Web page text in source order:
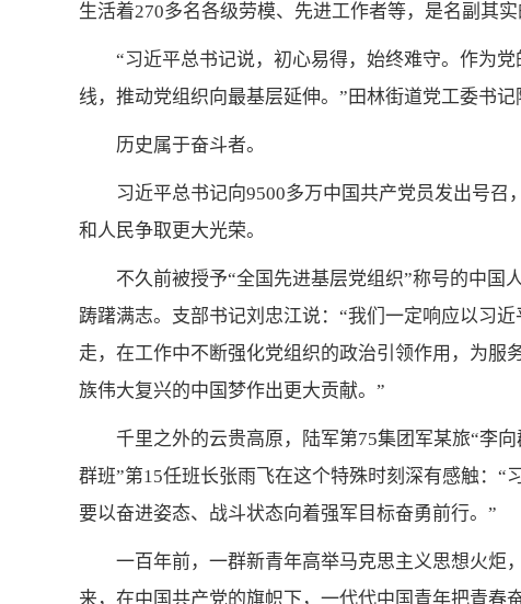
生活着270多名各级劳模、先进工作者等，是名副其实
“习近平总书记说，初心易得，始终难守。作为
线，推动党组织向最基层延伸。”田林街道党工委书记
历史属于奋斗者。
习近平总书记向9500多万中国共产党员发出号
和人民争取更大光荣。
不久前被授予“全国先进基层党组织”称号的中国
踌躇满志。支部书记刘忠江说：“我们一定响应以习
走，在工作中不断强化党组织的政治引领作用，为服
族伟大复兴的中国梦作出更大贡献。”
千里之外的云贵高原，陆军第75集团军某旅“李
群班”第15任班长张雨飞在这个特殊时刻深有感触：“
要以奋进姿态、战斗状态向着强军目标奋勇前行。”
一百年前，一群新青年高举马克思主义思想火炬
来，在中国共产党的旗帜下，一代代中国青年把青